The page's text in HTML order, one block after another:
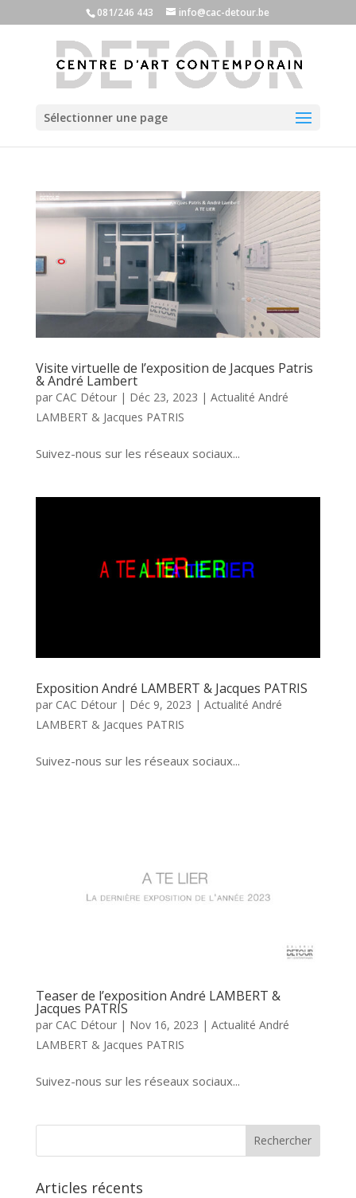
081/246 443 info@cac-detour.be
Sélectionner une page
Visite virtuelle de l’exposition de Jacques Patris
& André Lambert
par CAC Détour| Déc 23, 2023 | Actualité André
LAMBERT & Jacques PATRIS
Suivez-nous sur les réseaux sociaux...
Exposition André LAMBERT & Jacques PATRIS
par CAC Détour| Déc 9, 2023 | Actualité André
LAMBERT & Jacques PATRIS
Suivez-nous sur les réseaux sociaux...
Teaser de l’exposition André LAMBERT &
Jacques PATRIS
par CAC Détour| Nov 16, 2023 | Actualité André
LAMBERT & Jacques PATRIS
Suivez-nous sur les réseaux sociaux...
Articles récents